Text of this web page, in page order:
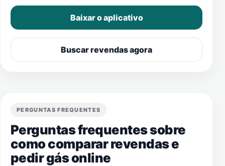
Baixar o aplicativo
Buscar revendas agora
PERGUNTAS FREQUENTES
Perguntas frequentes sobre
como comparar revendas e
pedir gás online